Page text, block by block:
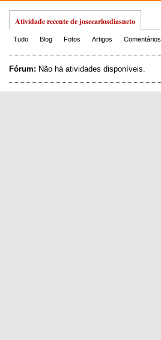
Atividade recente de josecarlosdiasneto
Tudo Blog Fotos Artigos Comentários
Fórum: Não há atividades disponíveis.